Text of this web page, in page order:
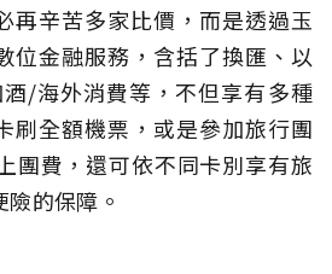
再辛苦多家比價，而是透過玉
位金融服務，含括了換匯、以
/海外消費等，不但享有多種
刷全額機票，或是參加旅行團
團費，還可依不同卡別享有旅
的保障。